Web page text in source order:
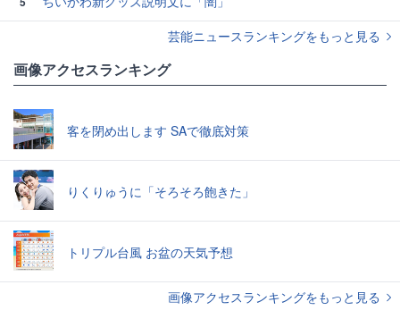
芸能ニュースランキングをもっと見る
画像アクセスランキング
客を閉め出します SAで徹底対策
りくりゅうに「そろそろ飽きた」
トリプル台風 お盆の天気予想
画像アクセスランキングをもっと見る